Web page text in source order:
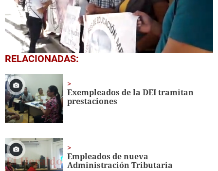
0
seconds
26
seconds
RELACIONADAS:
Exempleados de la DEI tramitan
prestaciones
Empleados de nueva
Administración Tributaria